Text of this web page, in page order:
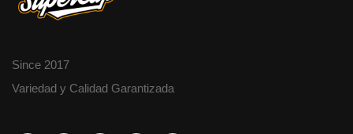
Since 2017
Variedad y Calidad Garantizada